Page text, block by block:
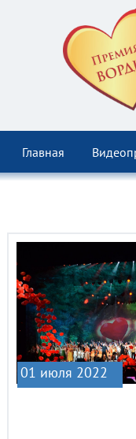
Главная
01 июля 2022